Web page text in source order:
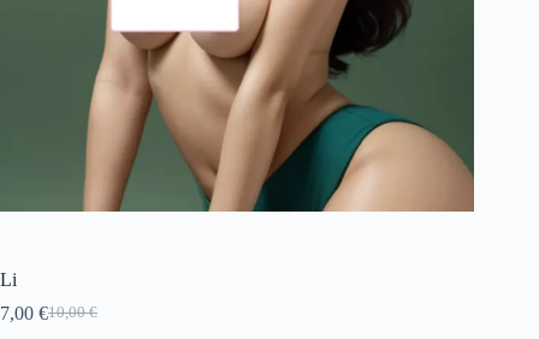
Li
10,00€
Le
7,00 €Le